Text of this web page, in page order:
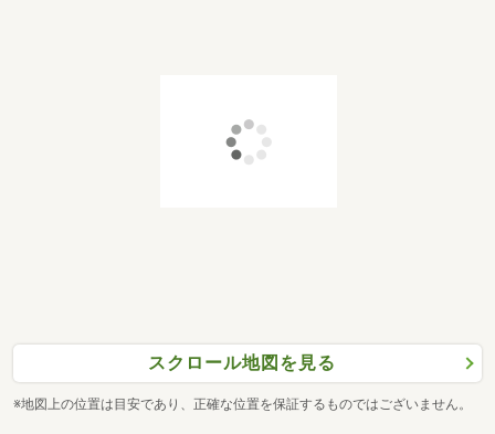
スクロール地図を見る
※地図上の位置は目安であり、正確な位置を保証するものではございません。